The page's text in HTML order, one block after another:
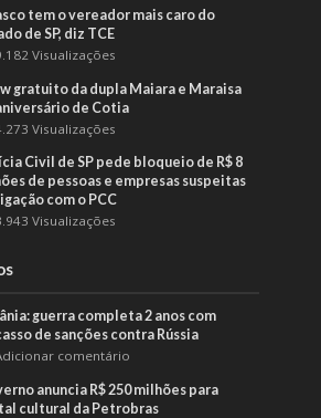
tem o vereador mais caro do
de SP, diz TCE
Visualizações
gratuito da dupla Maiara e Maraisa
de Cotia
Visualizações
Civil de SP pede bloqueio de R$ 8
de pessoas e empresas suspeitas
com o PCC
Visualizações
guerra completa 2 anos com
de sanções contra Rússia
comentário
anuncia R$ 250 milhões para
cultural da Petrobras